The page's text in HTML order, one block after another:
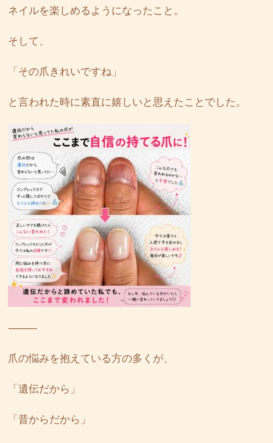
ネイルを楽しめるようになったこと。
そして、
「その爪きれいですね」
と言われた時に素直に嬉しいと思えたことでした。
⸻
爪の悩みを抱えている方の多くが、
「遺伝だから」
「昔からだから」